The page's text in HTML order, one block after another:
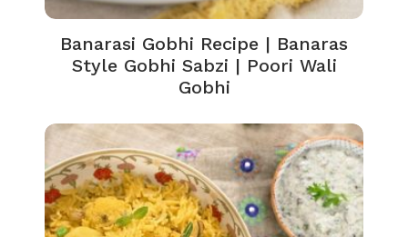
Banarasi Gobhi Recipe | Banaras
Style Gobhi Sabzi | Poori Wali
Gobhi